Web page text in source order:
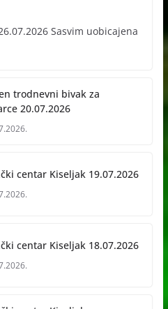
Sasvim uobicajena
trodnevni bivak za
20.07.2026
centar Kiseljak 19.07.2026
centar Kiseljak 18.07.2026